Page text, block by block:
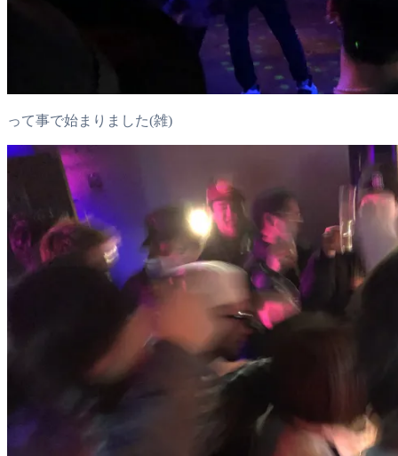
って事で始まりました(雑)